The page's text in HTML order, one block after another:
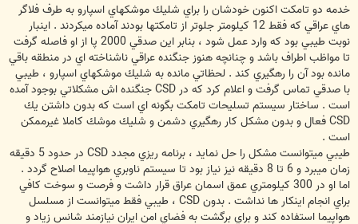
خدمه دو تامكت اكنون خودشان را براي شليك موشكهاي اسپارو به طرف فلاگر
هاي عراقي كه فقط 12 كيلومتر جلوتر از تامكتها بودند آماده ميكردند . اينبار
نوبت طيبي بود كه وارد عمل شود ، بنابر اين صدقي 2000 پا از او فاصله گرفت
تا مواظب اطراف باشد و چنانچه هنوز جنگنده عراقي ناشناخته اي در منطقه باقي
مانده بود آن را رهگيري كند . لحظاتي مانده به شليك موشكهاي اسپارو ‏، طيبي
با صدقي تماس گرفت و اعلام كرد كه در CSD جنگنده اش مشكلاتي بوجود آمده
است . ساختار سيستم تسليحات تامكت بگونه اي است كه بدون داشتن يك
CSD فعال و بدون مشكل كار رهگيري دشمن و شليك موشك كاملا غيرممكن
است .
طيبي ميتوانست مشكل را حل نمايد ، برنامه ريزي مجدد CSD در حدود 5 دقيقه
زمان ميبرد و 6 تا 8 دقيقه نيز نياز بود تا سيستم ناوبري هواپيما اصلاح گردد .
اما او در 300 كيلومتري عمق اسمان عراق قرار داشت و فرصت و سوخت كافي
براي انجام اينكار ها نداشت . بدون CSD ، طيبي فقط ميتوانست از مسلسل
هواپيما استفاده كند و براي برگشت به فضاي امن ايران نيازمند شانس زياد و